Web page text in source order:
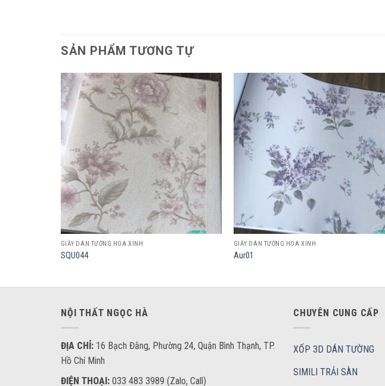
SẢN PHẨM TƯƠNG TỰ
Add to
wishlist
GIẤY DÁN TƯỜNG HOA XINH
SQU044
Add to
wishlist
GIẤY DÁN TƯỜNG HOA XINH
Aur01
NỘI THẤT NGỌC HÀ
ĐỊA CHỈ: 16 Bạch Đằng, Phường 24, Quận Bình Thạnh, TP.
Hồ Chí Minh
ĐIỆN THOẠI: 033 483 3989 (Zalo, Call)
CHUYÊN CUNG CẤP
XỐP 3D DÁN TƯỜNG
SIMILI TRẢI SÀN